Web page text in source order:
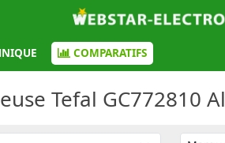
COMPARATIFS
Tefal GC772810